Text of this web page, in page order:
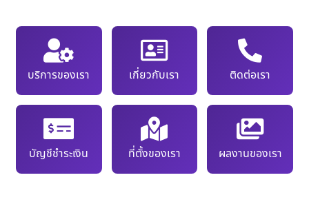
บริการของเรา เกี่ยวกับเรา ติดต่อเรา
บัญชีชำระเงิน ที่ตั้งของเรา ผลงานของเรา